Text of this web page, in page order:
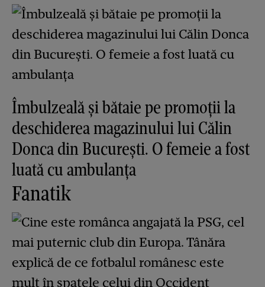
Îmbulzeală și bătaie pe promoții la
deschiderea magazinului lui Călin
Donca din București. O femeie a fost
luată cu ambulanța
Fanatik